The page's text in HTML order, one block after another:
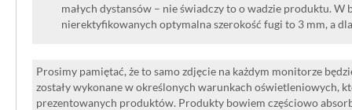
małych dystansów – nie świadczy to o wadzie produktu. W
nierektyfikowanych optymalna szerokość fugi to 3 mm, a
Prosimy pamiętać, że to samo zdjęcie na każdym monitorze
zostały wykonane w określonych warunkach oświetleniowych,
prezentowanych produktów. Produkty bowiem częściowo